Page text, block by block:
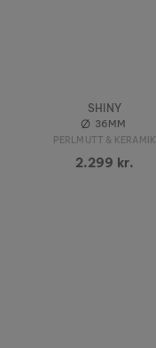
SHINY
36MM
PERLMUTT & KERAMIK
2.299 kr.